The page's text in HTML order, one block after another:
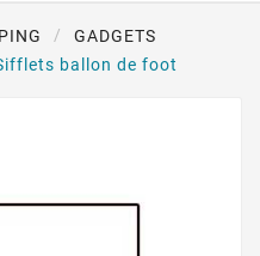
GADGETS
ballon de foot